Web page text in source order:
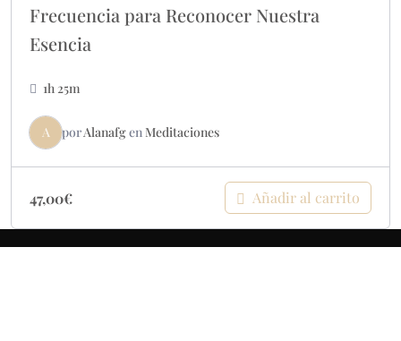
Frecuencia para Reconocer Nuestra
Esencia
1h 25m
A porAlanafgenMeditaciones
47,00€ Añadir al carrito